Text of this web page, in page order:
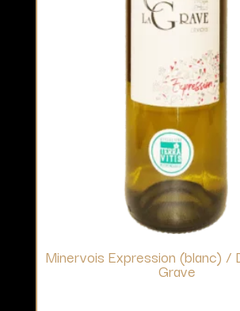
Minervois Expression (blanc) /
Grave